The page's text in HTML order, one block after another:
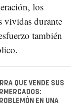
los
vividas durante
también
QUE VENDE SUS
EN UNA